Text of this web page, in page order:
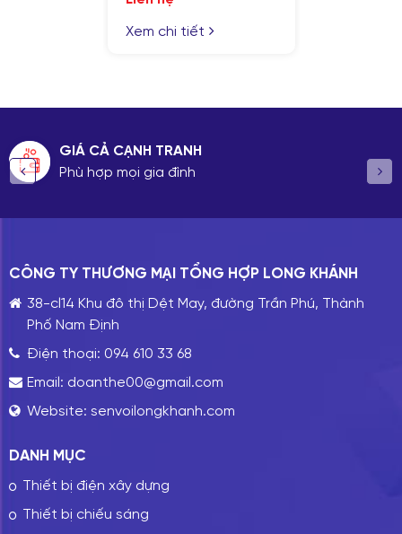
Xem chi tiết
GIÁ CẢ CẠNH TRANH
Phù hợp mọi gia đình
CÔNG TY THƯƠNG MẠI TỔNG HỢP LONG KHÁNH
38-cl14 Khu đô thị Dệt May, đường Trần Phú, Thành
Phố Nam Định
Điện thoại: 094 610 33 68
Email: doanthe00@gmail.com
Website: senvoilongkhanh.com
DANH MỤC
Thiết bị điện xây dựng
Thiết bị chiếu sáng